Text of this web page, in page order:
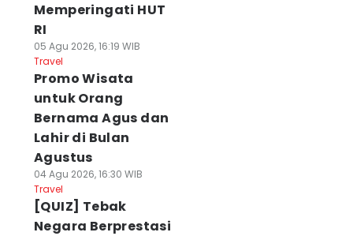
Memperingati HUT
RI
05 Agu 2026, 16:19 WIB
Travel
Promo Wisata
untuk Orang
Bernama Agus dan
Lahir di Bulan
Agustus
04 Agu 2026, 16:30 WIB
Travel
[QUIZ] Tebak
Negara Berprestasi